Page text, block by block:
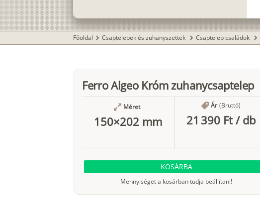
Főoldal chevron_right Csaptelepek és zuhanyszettek chevron_right Csaptelep családok chevron_right
Ferro Algeo Króm zuhanycsaptelep
Méret
150×202 mm
Ár (Bruttó)
21 390 Ft/ db
KOSÁRBA
Mennyiséget a kosárban tudja beállítani!